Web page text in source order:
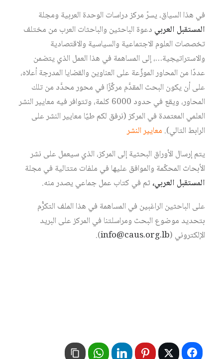
في هذا السياق، يسرّ مركز دراسات الوحدة العربية ومجلة
المستقبل العربي دعوة الباحثين والباحثات العرب من مختلف
تخصصات العلوم الاجتماعية والسياسية والاقتصادية
والاستراتيجية…، إلى المساهمة في هذا العمل الذي يتضمن
عددًا من المحاور الموزَّعة على العناوين والقضايا المدرجة أعلاه،
على أن يكون البحث المقدَّم مركَّزًا في محور محدَّد من تلك
المحاور، ويقع في حدود 6000 كلمة، وتتوافر فيه معايير النشر
العلمي المعتمدة في المركز (نرفق لكم طيًا معايير النشر على
الرابط التالي). معاييرالنشر
يتم إرسال الأوراق البحثية إلى المركز، الذي سيعمل على نشر
الأبحاث المحكّمة والموافق عليها في ملفات متتالية في مجلة
المستقبل العربي، ثم في كتاب عمل جماعي يصدر منه.
على الباحثين الراغبين في المساهمة في هذا الملف التكرُّم
بتحديد موضوع البحث ومراسلتنا في المركز على البريد
الإلكتروني (info@caus.org.lb
).